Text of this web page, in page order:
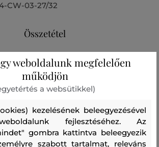
CW-03-27/32
Összetétel
Ajánlott termékek
weboldalunk megfelelően
működjön
a websütikkel)
kezelésének beleegyezésével
fejlesztéséhez. Az
gombra kattintva beleegyezik
szabott tartalmat, releváns